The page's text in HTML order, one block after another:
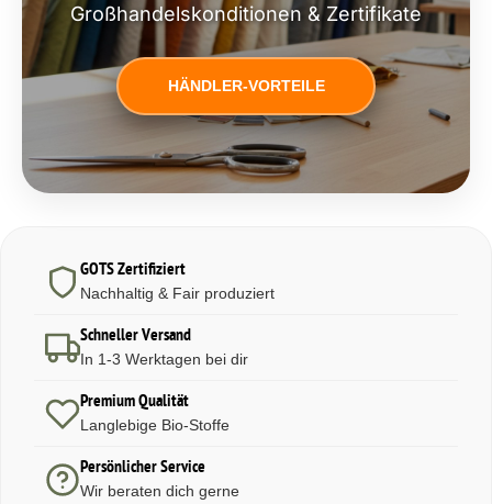
Großhandelskonditionen & Zertifikate
HÄNDLER-VORTEILE
GOTS Zertifiziert
Nachhaltig & Fair produziert
Schneller Versand
In 1-3 Werktagen bei dir
Premium Qualität
Langlebige Bio-Stoffe
Persönlicher Service
Wir beraten dich gerne